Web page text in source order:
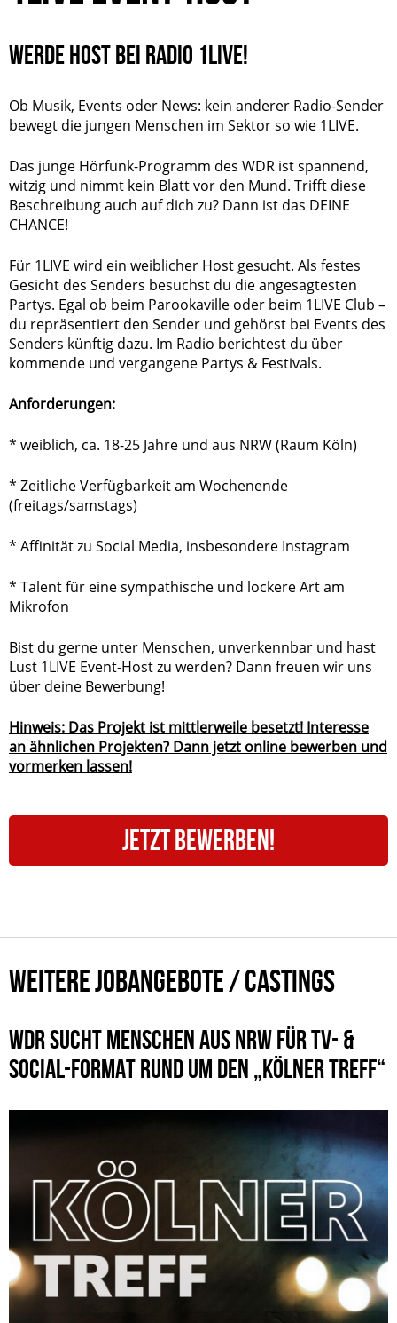
WERDE HOST BEI RADIO 1LIVE!
Ob Musik, Events oder News: kein anderer Radio-Sender
bewegt die jungen Menschen im Sektor so wie 1LIVE.
Das junge Hörfunk-Programm des WDR ist spannend,
witzig und nimmt kein Blatt vor den Mund. Trifft diese
Beschreibung auch auf dich zu? Dann ist das DEINE
CHANCE!
Für 1LIVE wird ein weiblicher Host gesucht. Als festes
Gesicht des Senders besuchst du die angesagtesten
Partys. Egal ob beim Parookaville oder beim 1LIVE Club –
du repräsentiert den Sender und gehörst bei Events des
Senders künftig dazu. Im Radio berichtest du über
kommende und vergangene Partys & Festivals.
Anforderungen:
* weiblich, ca. 18-25 Jahre und aus NRW (Raum Köln)
* Zeitliche Verfügbarkeit am Wochenende
(freitags/samstags)
* Affinität zu Social Media, insbesondere Instagram
* Talent für eine sympathische und lockere Art am
Mikrofon
Bist du gerne unter Menschen, unverkennbar und hast
Lust 1LIVE Event-Host zu werden? Dann freuen wir uns
über deine Bewerbung!
Hinweis: Das Projekt ist mittlerweile besetzt! Interesse
an ähnlichen Projekten? Dann jetzt online bewerben und
vormerken lassen!
JETZT BEWERBEN!
WEITERE JOBANGEBOTE / CASTINGS
WDR SUCHT MENSCHEN AUS NRW FÜR TV- &
SOCIAL-FORMAT RUND UM DEN „KÖLNER TREFF“